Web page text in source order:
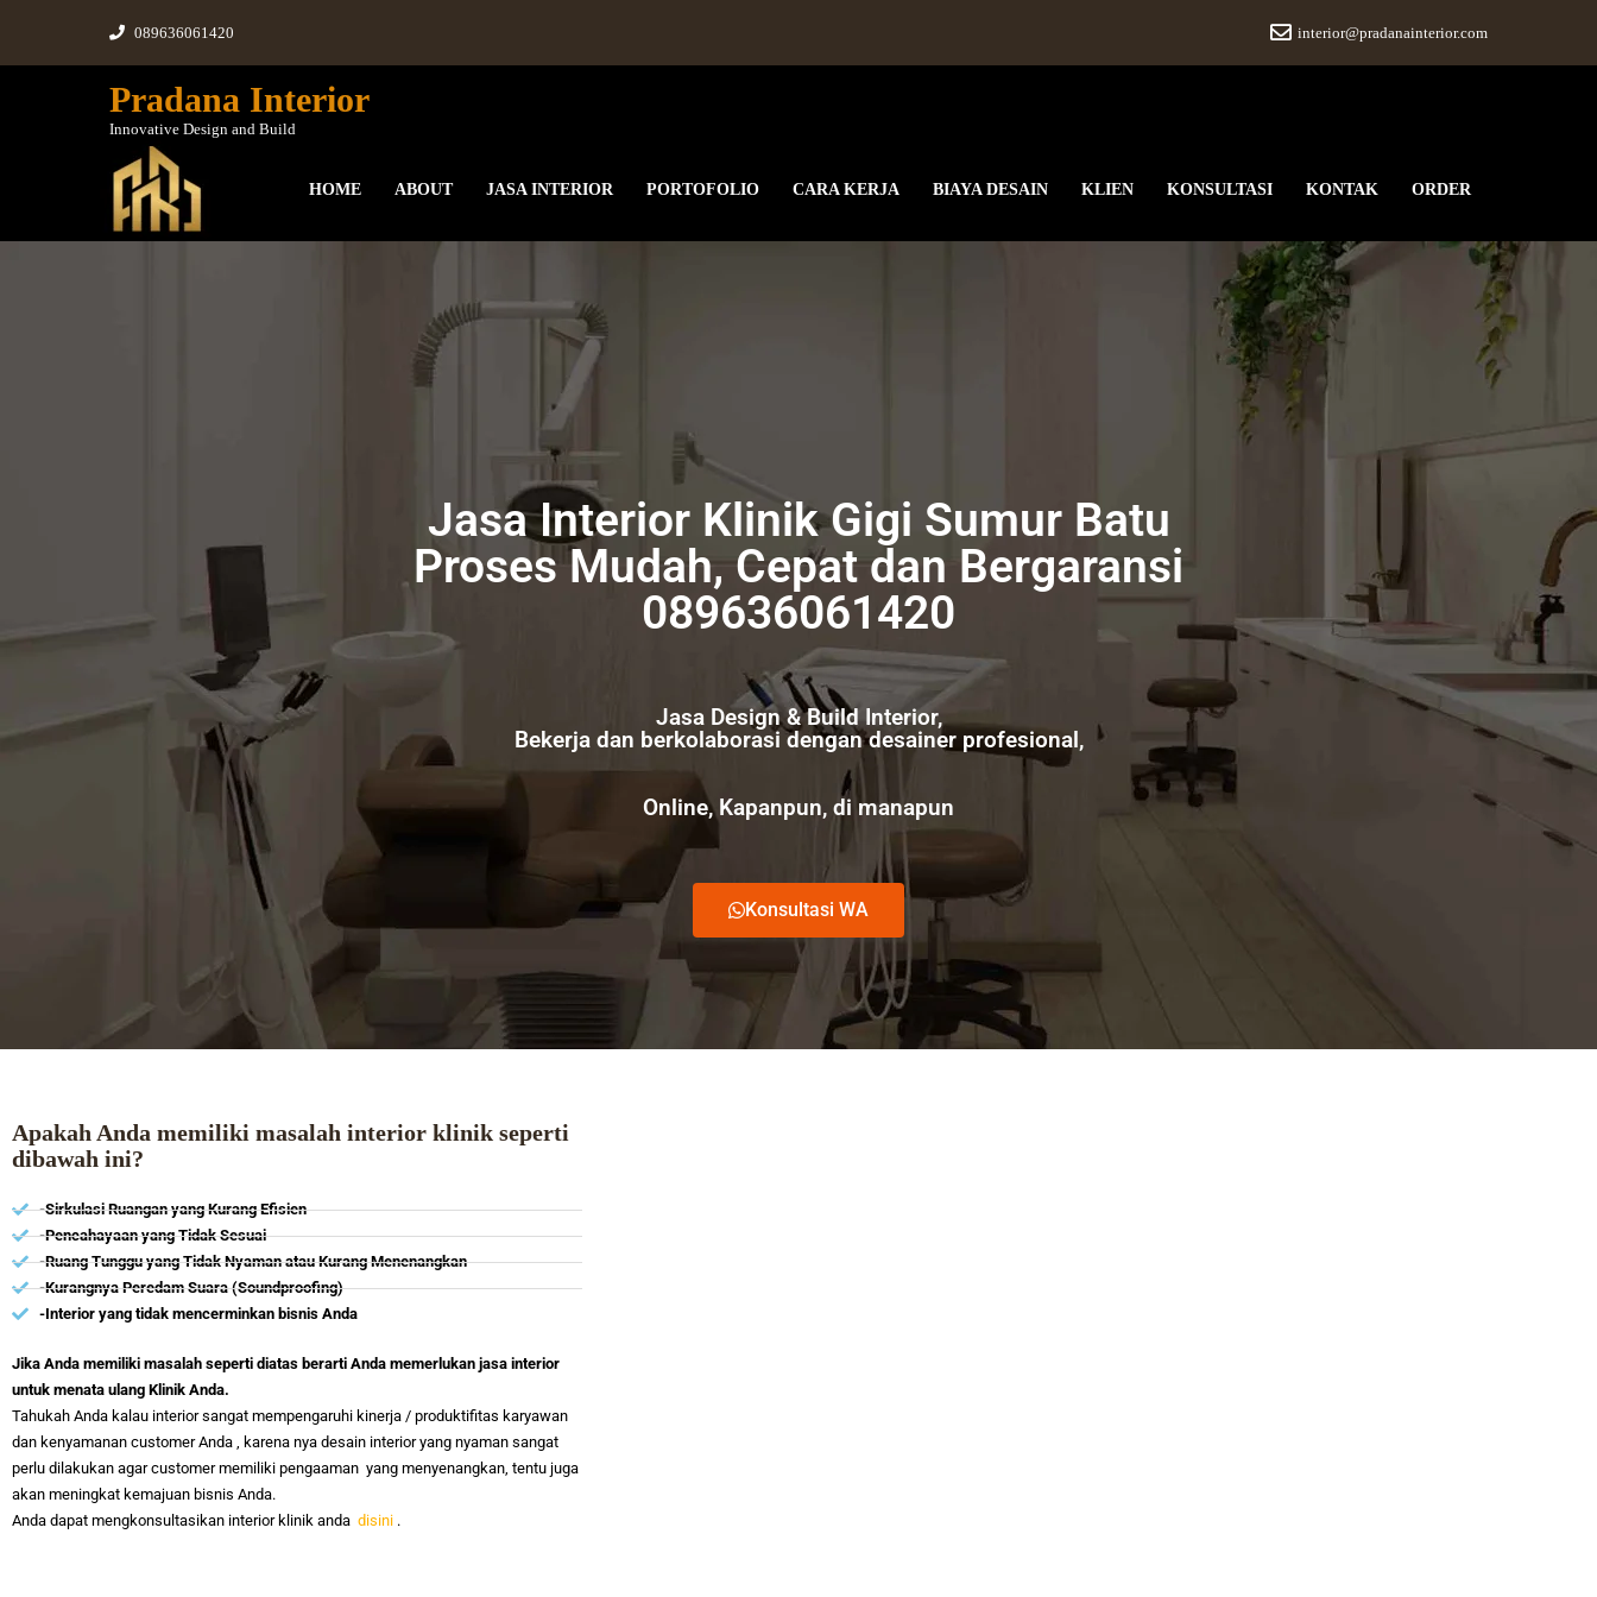
089636061420 interior@pradanainterior.com
Pradana Interior
Innovative Design and Build
HOME ABOUT JASA INTERIOR PORTOFOLIO CARA KERJA BIAYA DESAIN KLIEN KONSULTASI KONTAK ORDER
Jasa Interior Klinik Gigi Sumur Batu
Proses Mudah, Cepat dan Bergaransi
089636061420
Jasa Design & Build Interior,
Bekerja dan berkolaborasi dengan desainer profesional,
Online, Kapanpun, di manapun
Konsultasi WA
Apakah Anda memiliki masalah interior klinik seperti
dibawah ini?
-Sirkulasi Ruangan yang Kurang Efisien
-Pencahayaan yang Tidak Sesuai
-Ruang Tunggu yang Tidak Nyaman atau Kurang Menenangkan
-Kurangnya Peredam Suara (Soundproofing)
-Interior yang tidak mencerminkan bisnis Anda
Jika Anda memiliki masalah seperti diatas berarti Anda memerlukan jasa interior
untuk menata ulang Klinik Anda.
Tahukah Anda kalau interior sangat mempengaruhi kinerja / produktifitas karyawan
dan kenyamanan customer Anda , karena nya desain interior yang nyaman sangat
perlu dilakukan agar customer memiliki pengaaman yang menyenangkan, tentu juga
akan meningkat kemajuan bisnis Anda.
Anda dapat mengkonsultasikan interior klinik anda disini .